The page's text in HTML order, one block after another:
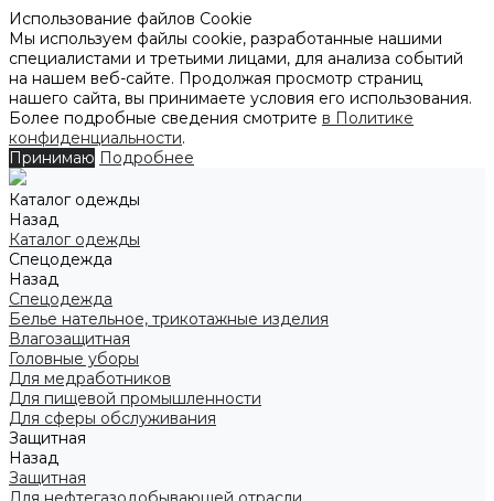
Использование файлов Cookie
Мы используем файлы cookie, разработанные нашими
специалистами и третьими лицами, для анализа событий
на нашем веб-сайте. Продолжая просмотр страниц
нашего сайта, вы принимаете условия его использования.
Более подробные сведения смотрите в Политике
конфиденциальности.
Принимаю Подробнее
Каталог одежды
Назад
Каталог одежды
Спецодежда
Назад
Спецодежда
Белье нательное, трикотажные изделия
Влагозащитная
Головные уборы
Для медработников
Для пищевой промышленности
Для сферы обслуживания
Защитная
Назад
Защитная